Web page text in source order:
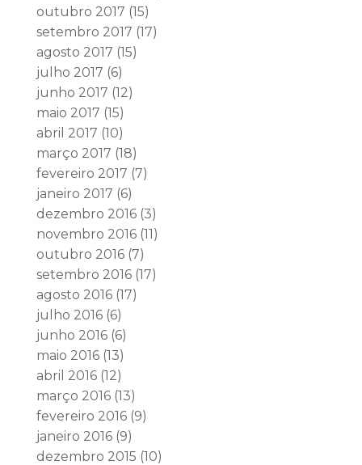
outubro 2017 (15)
setembro 2017 (17)
agosto 2017 (15)
julho 2017 (6)
junho 2017 (12)
maio 2017 (15)
abril 2017 (10)
março 2017 (18)
fevereiro 2017 (7)
janeiro 2017 (6)
dezembro 2016(3)
novembro 2016(11)
outubro 2016(7)
setembro 2016(17)
agosto 2016(17)
julho 2016(6)
junho 2016(6)
maio 2016(13)
abril 2016(12)
março 2016(13)
fevereiro 2016(9)
janeiro 2016(9)
dezembro 2015 (10)